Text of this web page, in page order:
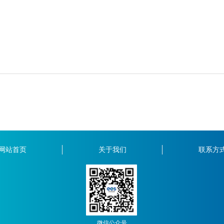
网站首页 关于我们 联系方